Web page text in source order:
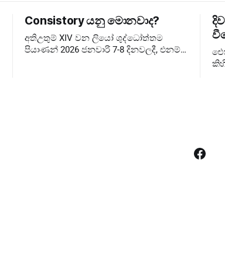
Consistory යනු මොනවාද?
අතිඋතුම් XIV වන ලියෝ ශුද්ධෝත්තම
පියාණන් 2026 ජනවාරි 7-8 දිනවලදී, එනම්